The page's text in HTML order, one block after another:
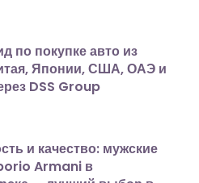
по покупке авто из
Японии, США, ОАЭ и
DSS Group
и качество: мужские
Armani в